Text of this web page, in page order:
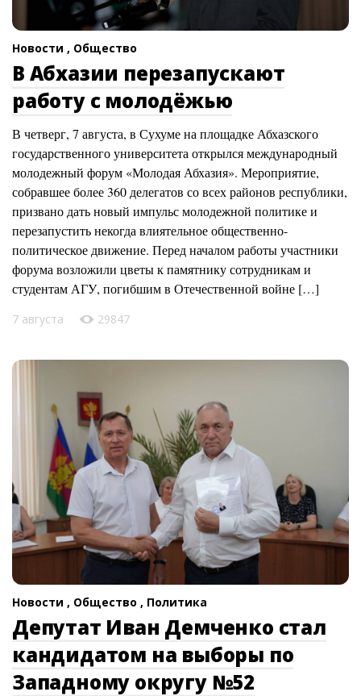
Новости , Общество
В Абхазии перезапускают
работу с молодёжью
В четверг, 7 августа, в Сухуме на площадке Абхазского
государственного университета открылся международный
молодежный форум «Молодая Абхазия». Мероприятие,
собравшее более 360 делегатов со всех районов республики,
призвано дать новый импульс молодежной политике и
перезапустить некогда влиятельное общественно-
политическое движение. Перед началом работы участники
форума возложили цветы к памятнику сотрудникам и
студентам АГУ, погибшим в Отечественной войне […]
7 августа 29847
Новости , Общество , Политика
Депутат Иван Демченко стал
кандидатом на выборы по
Западному округу №52